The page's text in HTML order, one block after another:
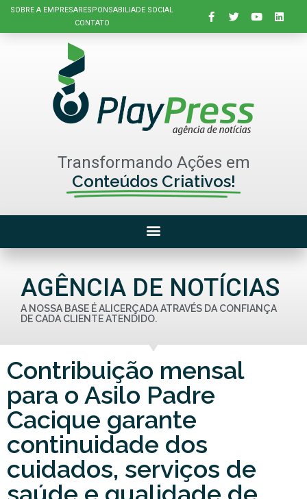
SOBRE A EMPRESARESPONSABILIADE SOCIAL
CONTATO
Transformando Ações em
Conteúdos Criativos!
AGÊNCIA DE NOTÍCIAS
A NOSSA BASE É ALICERÇADA ATRAVÉS DA CONFIANÇA
DE CADA CLIENTE ATENDIDO.
Contribuição mensal
para o Asilo Padre
Cacique garante
continuidade dos
cuidados, serviços de